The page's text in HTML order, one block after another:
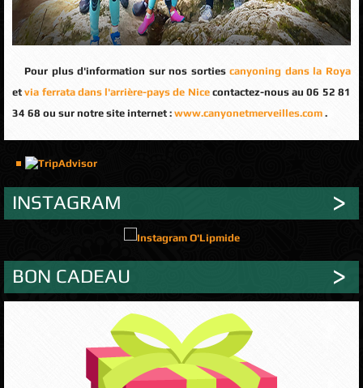
Pour plus d'information sur nos sortiescanyoning dans la Roya
etvia ferrata dans l'arrière-pays de Nicecontactez-nous au 06 52 81
34 68 ou sur notre site internet : www.canyonetmerveilles.com .
INSTAGRAM
BON CADEAU